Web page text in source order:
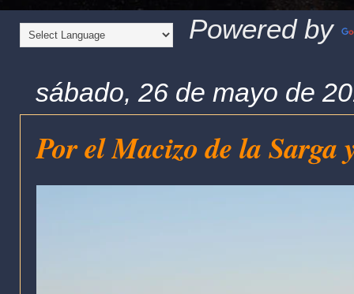
Powered by
sábado, 26 de mayo de
Por el Macizo de la Sarga